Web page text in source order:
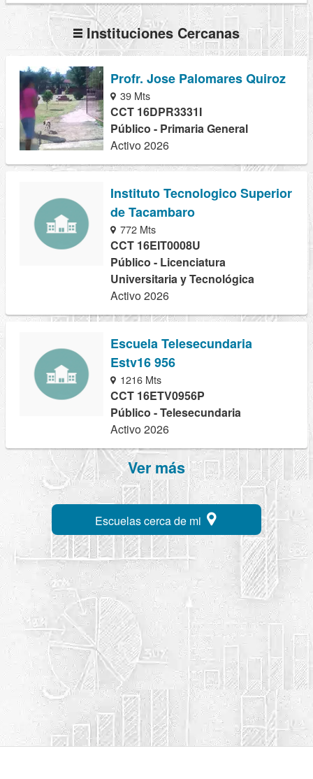
Instituciones Cercanas
Profr. Jose Palomares Quiroz
39 Mts
CCT 16DPR3331I
Público - Primaria General
Activo 2026
Instituto Tecnologico Superior
de Tacambaro
772 Mts
CCT 16EIT0008U
Público - Licenciatura
Universitaria y Tecnológica
Activo 2026
Escuela Telesecundaria
Estv16 956
1216 Mts
CCT 16ETV0956P
Público - Telesecundaria
Activo 2026
Ver más
Escuelas cerca de mi